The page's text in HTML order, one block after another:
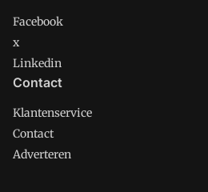
Facebook
x
Linkedin
Contact
Klantenservice
Contact
Adverteren